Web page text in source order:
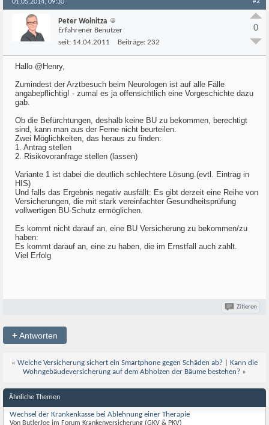
01.05.2014, 09:30
Peter Wolnitza
Erfahrener Benutzer
seit: 14.04.2011 Beiträge: 232
0
Hallo @Henry,
Zumindest der Arztbesuch beim Neurologen ist auf alle Fälle
angabepflichtig! - zumal es ja offensichtlich eine Vorgeschichte dazu
gab.
Ob die Befürchtungen, deshalb keine BU zu bekommen, berechtigt
sind, kann man aus der Ferne nicht beurteilen.
Zwei Möglichkeiten, das heraus zu finden:
1. Antrag stellen
2. Risikovoranfrage stellen (lassen)
Variante 1 ist dabei die deutlich schlechtere Lösung.(evtl. Eintrag in
HIS)
Und falls das Ergebnis negativ ausfällt: Es gibt derzeit eine Reihe von
Versicherungen, die mit stark vereinfachter Gesundheitsprüfung
vollwertigen BU-Schutz ermöglichen.
Es kommt nicht darauf an, eine BU Versicherung zu bekommen/zu
haben:
Es kommt darauf an, eine zu haben, die im Ernstfall auch zahlt.
Viel Erfolg
Zitieren
+Antworten
« Welche Versicherung sichert ein Smartphone gegen Schäden ab?
Kann die
Wohngebäudeversicherung auf dem Abholzen der Bäume bestehen? »
Ähnliche Themen
Wechsel der Krankenkasse bei Ablehnung einer Therapie
Von ButlerJoe im Forum Krankenversicherung (GKV & PKV)